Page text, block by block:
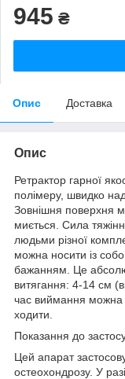
945 ₴
Опис Доставка
Опис
Ретрактор гарної
полімеру, швидко
Зовнішня поверхня
миється. Сила
людьми різної
можна носити із
бажанням. Це
витягання: 4-14 см
час виймання можна
ходити.
Показання до
Цей апарат
остеохондрозу. У